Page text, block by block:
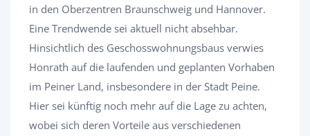
in den Oberzentren Braunschweig und Hannover.
Eine Trendwende sei aktuell nicht absehbar.
Hinsichtlich des Geschosswohnungsbaus verwies
Honrath auf die laufenden und geplanten Vorhaben
im Peiner Land, insbesondere in der Stadt Peine.
Hier sei künftig noch mehr auf die Lage zu achten,
wobei sich deren Vorteile aus verschiedenen